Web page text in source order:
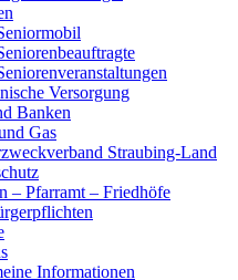
Versorgung
Banken
Gas
Straubing-Land
– Pfarramt – Friedhöfe
Informationen